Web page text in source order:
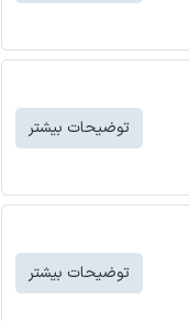
توضیحات بیشتر
توضیحات بیشتر